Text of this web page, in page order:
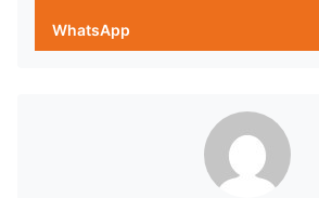
WhatsApp